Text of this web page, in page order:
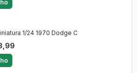
1/24 1970 Dodge C